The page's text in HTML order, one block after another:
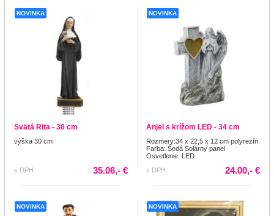
NOVINKA
Svätá Rita - 30 cm
výška 30 cm
s DPH 35.06,- €
NOVINKA
Anjel s krížom LED - 34 cm
Rozmery:34 x 22,5 x 12 cm polyrezín
Farba: Šedá Solárny panel
Osvetlenie: LED
s DPH
24.00,- €
NOVINKA NOVINKA